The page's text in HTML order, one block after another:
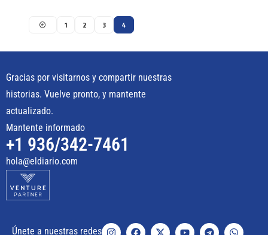
1 2 3 4
Gracias por visitarnos y compartir nuestras
historias. Vuelve pronto, y mantente
actualizado.
Mantente informado
+1 936/342-7461
hola@eldiario.com
Únete a nuestras redes